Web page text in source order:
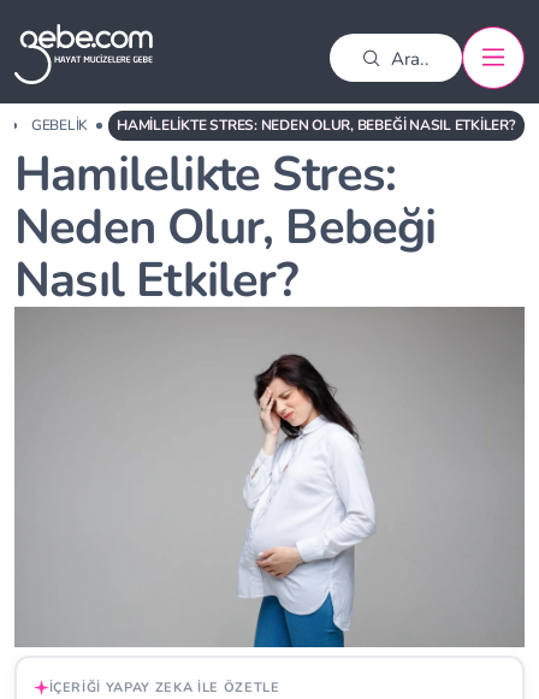
GEBELIK HAMILELIKTE STRES: NEDEN OLUR, BEBEĞI NASIL ETKILER?
Hamilelikte Stres:
Neden Olur, Bebeği
Nasıl Etkiler?
İÇERIĞI YAPAY ZEKA ILE ÖZETLE